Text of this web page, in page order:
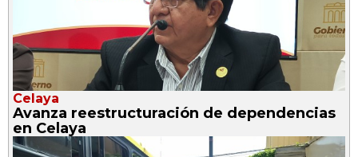
Celaya
Avanza reestructuración de dependencias
en Celaya